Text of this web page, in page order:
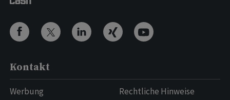
Kontakt
Werbung
Rechtliche Hinweise